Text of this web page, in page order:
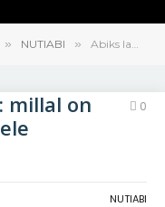
» NUTIABI » Abiks lapsevanemale: millal on õige aeg rääkida lapsele küberturvalisusest?
millal on
0
NUTIABI